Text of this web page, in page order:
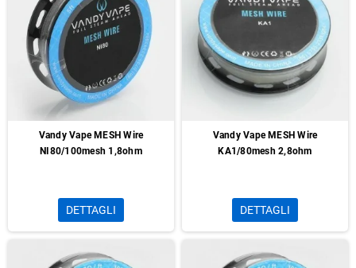
Vandy Vape MESH Wire
NI80/100mesh 1,8ohm
DETTAGLI
Vandy Vape MESH Wire
KA1/80mesh 2,8ohm
DETTAGLI